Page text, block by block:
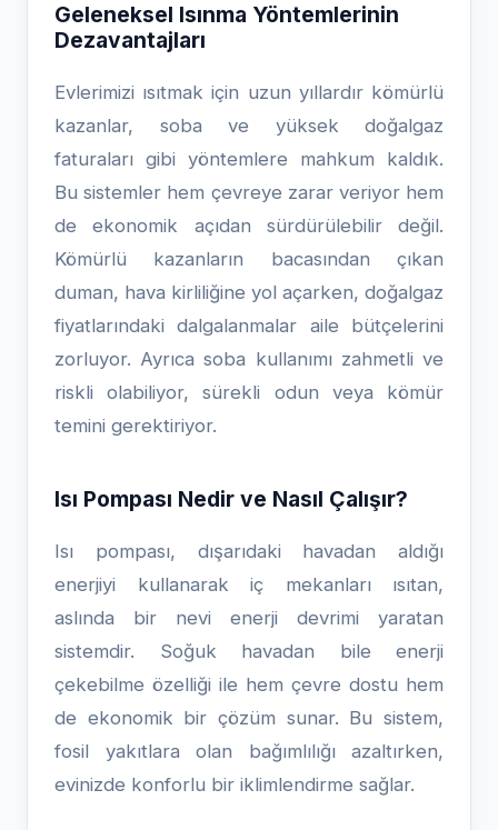
Geleneksel Isınma Yöntemlerinin
Dezavantajları
Evlerimizi ısıtmak için uzun yıllardır kömürlü
kazanlar, soba ve yüksek doğalgaz
faturaları gibi yöntemlere mahkum kaldık.
Bu sistemler hem çevreye zarar veriyor hem
de ekonomik açıdan sürdürülebilir değil.
Kömürlü kazanların bacasından çıkan
duman, hava kirliliğine yol açarken, doğalgaz
fiyatlarındaki dalgalanmalar aile bütçelerini
zorluyor. Ayrıca soba kullanımı zahmetli ve
riskli olabiliyor, sürekli odun veya kömür
temini gerektiriyor.
Isı Pompası Nedir ve Nasıl Çalışır?
Isı pompası, dışarıdaki havadan aldığı
enerjiyi kullanarak iç mekanları ısıtan,
aslında bir nevi enerji devrimi yaratan
sistemdir. Soğuk havadan bile enerji
çekebilme özelliği ile hem çevre dostu hem
de ekonomik bir çözüm sunar. Bu sistem,
fosil yakıtlara olan bağımlılığı azaltırken,
evinizde konforlu bir iklimlendirme sağlar.